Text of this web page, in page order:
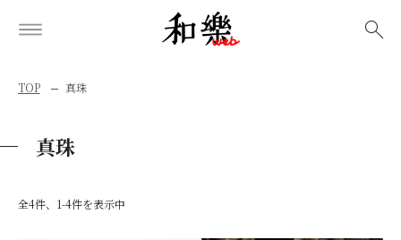
TOP 真珠
真珠
全4件、1-4件を表示中